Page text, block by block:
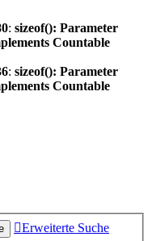
: sizeof(): Parameter
Countable
: sizeof(): Parameter
Countable
Erweiterte Suche